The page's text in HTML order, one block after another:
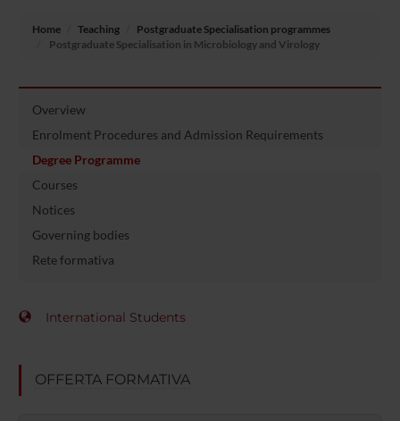
Home Teaching
Postgraduate Specialisation programmes
Postgraduate Specialisation in Microbiology and Virology
Overview
Enrolment Procedures and Admission Requirements
Degree Programme
Courses
Notices
Governing bodies
Rete formativa
International Students
OFFERTA FORMATIVA